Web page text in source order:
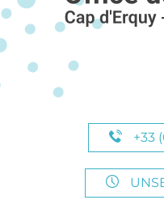
+33